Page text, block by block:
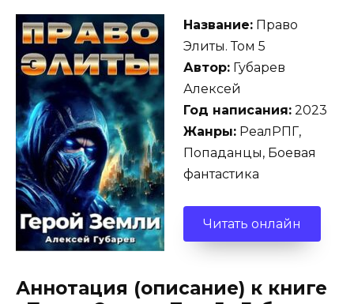
Название: Право
Элиты. Том 5
Автор: Губарев
Алексей
Год написания: 2023
Жанры: РеалРПГ,
Попаданцы, Боевая
фантастика
Читать онлайн
Аннотация (описание) к книге